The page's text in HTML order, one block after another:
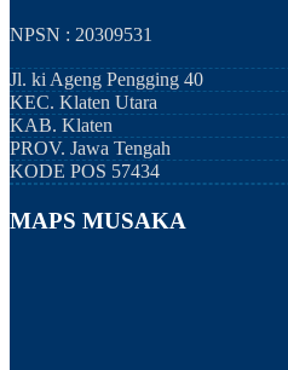
NPSN : 20309531
Jl. ki Ageng Pengging 40
KEC. Klaten Utara
KAB. Klaten
PROV. Jawa Tengah
KODE POS 57434
MAPS MUSAKA